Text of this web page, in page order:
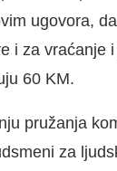
ugovora,
i za vraćanje
60 KM.
pružanja
za